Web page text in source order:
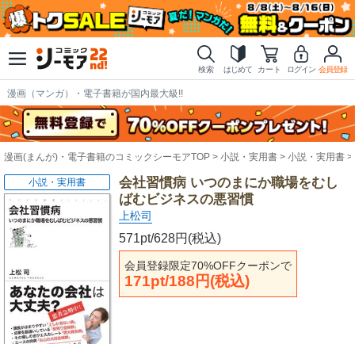
検索 はじめて カート ログイン 会員登録
漫画（マンガ）・電子書籍が国内最大級!!
漫画(まんが)・電子書籍のコミックシーモアTOP 小説・実用書 小説・実用書
会社習慣病 いつのまにか職場をむし
ばむビジネスの悪習慣
上松司
571pt/628円(税込)
会員登録限定70%OFFクーポンで
171pt/188円(税込)
小説・実用書